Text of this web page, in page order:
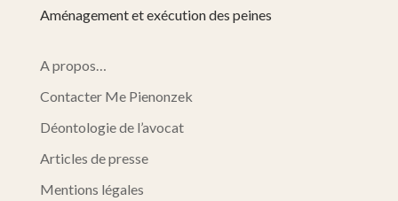
Aménagement et exécution des peines
A propos…
Contacter Me Pienonzek
Déontologie de l’avocat
Articles de presse
Mentions légales